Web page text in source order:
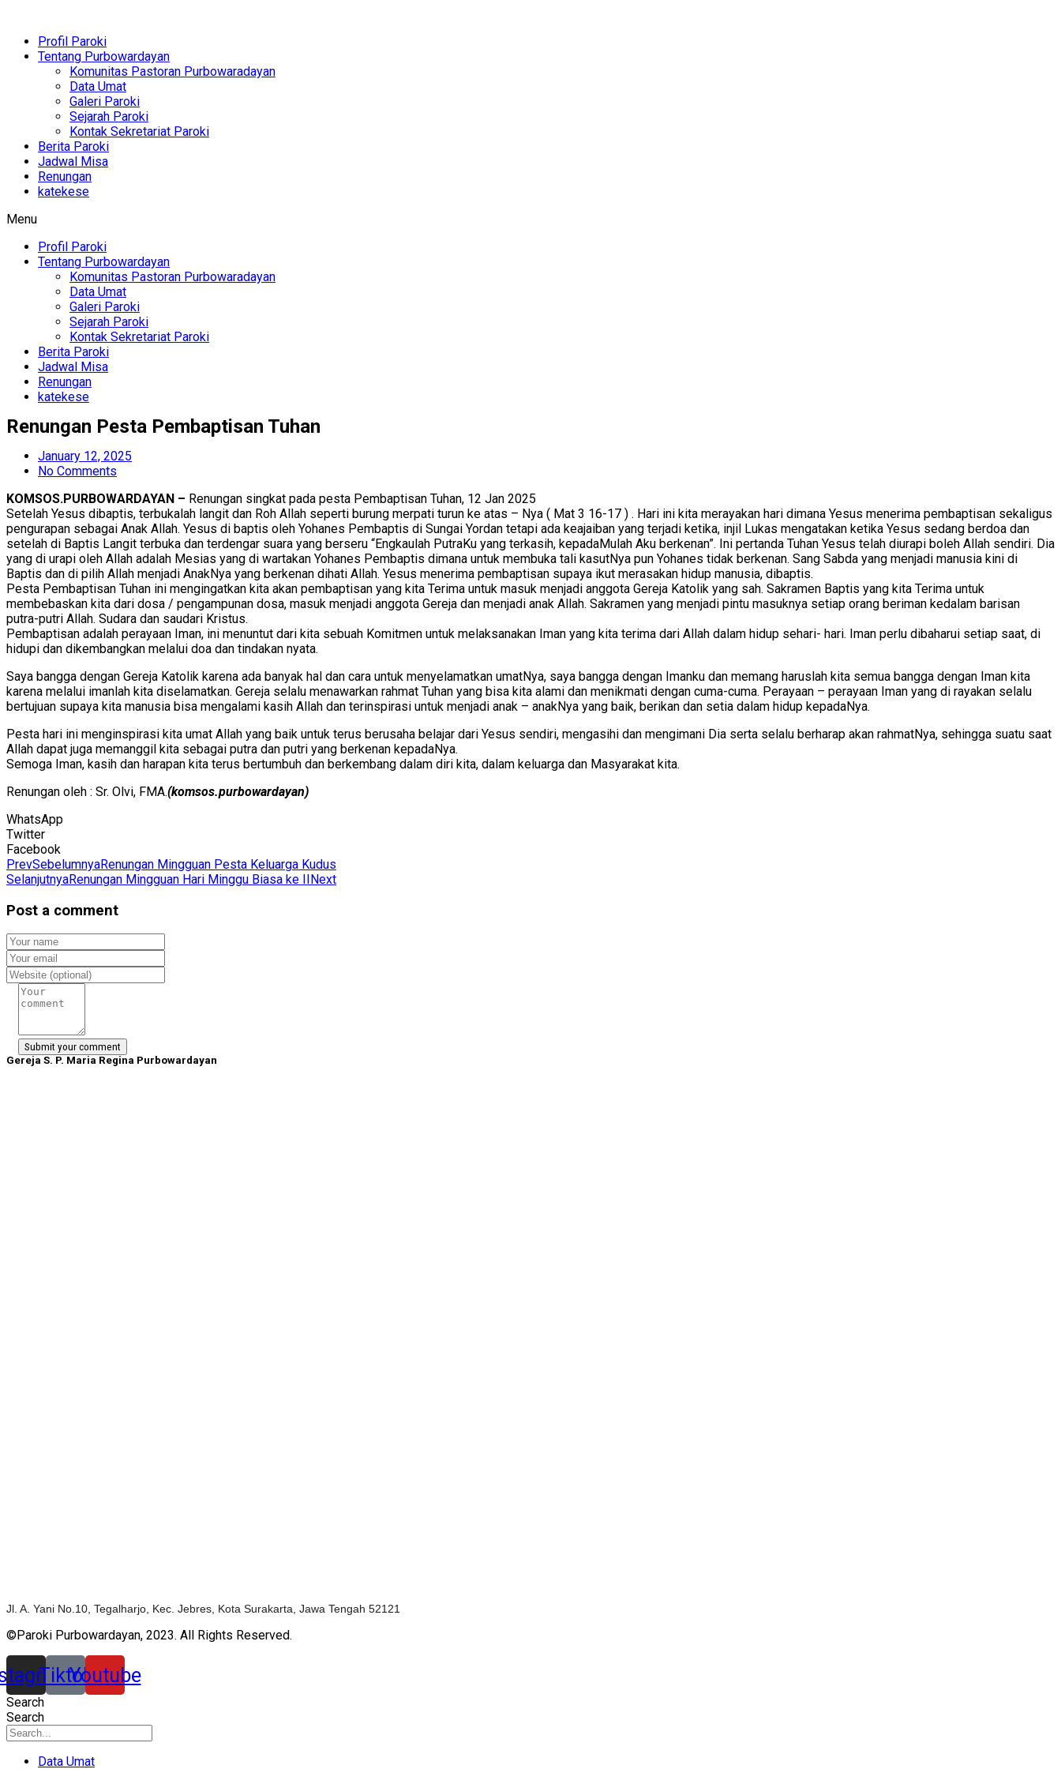
Profil Paroki
Tentang Purbowardayan
Komunitas Pastoran Purbowaradayan
Data Umat
Galeri Paroki
Sejarah Paroki
Kontak Sekretariat Paroki
Berita Paroki
Jadwal Misa
Renungan
katekese
Menu
Profil Paroki
Tentang Purbowardayan
Komunitas Pastoran Purbowaradayan
Data Umat
Galeri Paroki
Sejarah Paroki
Kontak Sekretariat Paroki
Berita Paroki
Jadwal Misa
Renungan
katekese
Renungan Pesta Pembaptisan Tuhan
January 12, 2025
No Comments
KOMSOS.PURBOWARDAYAN – Renungan singkat pada pesta Pembaptisan Tuhan, 12 Jan 2025
Setelah Yesus dibaptis, terbukalah langit dan Roh Allah seperti burung merpati turun ke atas – Nya ( Mat 3 16-17 ) . Hari ini kita merayakan hari dimana Yesus menerima pembaptisan sekaligus
pengurapan sebagai Anak Allah. Yesus di baptis oleh Yohanes Pembaptis di Sungai Yordan tetapi ada keajaiban yang terjadi ketika, injil Lukas mengatakan ketika Yesus sedang berdoa dan
setelah di Baptis Langit terbuka dan terdengar suara yang berseru “Engkaulah PutraKu yang terkasih, kepadaMulah Aku berkenan”. Ini pertanda Tuhan Yesus telah diurapi boleh Allah sendiri. Dia
yang di urapi oleh Allah adalah Mesias yang di wartakan Yohanes Pembaptis dimana untuk membuka tali kasutNya pun Yohanes tidak berkenan. Sang Sabda yang menjadi manusia kini di
Baptis dan di pilih Allah menjadi AnakNya yang berkenan dihati Allah. Yesus menerima pembaptisan supaya ikut merasakan hidup manusia, dibaptis.
Pesta Pembaptisan Tuhan ini mengingatkan kita akan pembaptisan yang kita Terima untuk masuk menjadi anggota Gereja Katolik yang sah. Sakramen Baptis yang kita Terima untuk
membebaskan kita dari dosa / pengampunan dosa, masuk menjadi anggota Gereja dan menjadi anak Allah. Sakramen yang menjadi pintu masuknya setiap orang beriman kedalam barisan
putra-putri Allah. Sudara dan saudari Kristus.
Pembaptisan adalah perayaan Iman, ini menuntut dari kita sebuah Komitmen untuk melaksanakan Iman yang kita terima dari Allah dalam hidup sehari- hari. Iman perlu dibaharui setiap saat, di
hidupi dan dikembangkan melalui doa dan tindakan nyata.
Saya bangga dengan Gereja Katolik karena ada banyak hal dan cara untuk menyelamatkan umatNya, saya bangga dengan Imanku dan memang haruslah kita semua bangga dengan Iman kita
karena melalui imanlah kita diselamatkan. Gereja selalu menawarkan rahmat Tuhan yang bisa kita alami dan menikmati dengan cuma-cuma. Perayaan – perayaan Iman yang di rayakan selalu
bertujuan supaya kita manusia bisa mengalami kasih Allah dan terinspirasi untuk menjadi anak – anakNya yang baik, berikan dan setia dalam hidup kepadaNya.
Pesta hari ini menginspirasi kita umat Allah yang baik untuk terus berusaha belajar dari Yesus sendiri, mengasihi dan mengimani Dia serta selalu berharap akan rahmatNya, sehingga suatu saat
Allah dapat juga memanggil kita sebagai putra dan putri yang berkenan kepadaNya.
Semoga Iman, kasih dan harapan kita terus bertumbuh dan berkembang dalam diri kita, dalam keluarga dan Masyarakat kita.
Renungan oleh : Sr. Olvi, FMA.(komsos.purbowardayan)
WhatsApp
Twitter
Facebook
PrevSebelumnyaRenungan Mingguan Pesta Keluarga Kudus
SelanjutnyaRenungan Mingguan Hari Minggu Biasa ke IINext
Post a comment
Gereja S. P. Maria Regina Purbowardayan
Jl. A. Yani No.10, Tegalharjo, Kec. Jebres, Kota Surakarta, Jawa Tengah 52121
©Paroki Purbowardayan, 2023. All Rights Reserved.
TiktokYoutube
Search
Search
Data Umat